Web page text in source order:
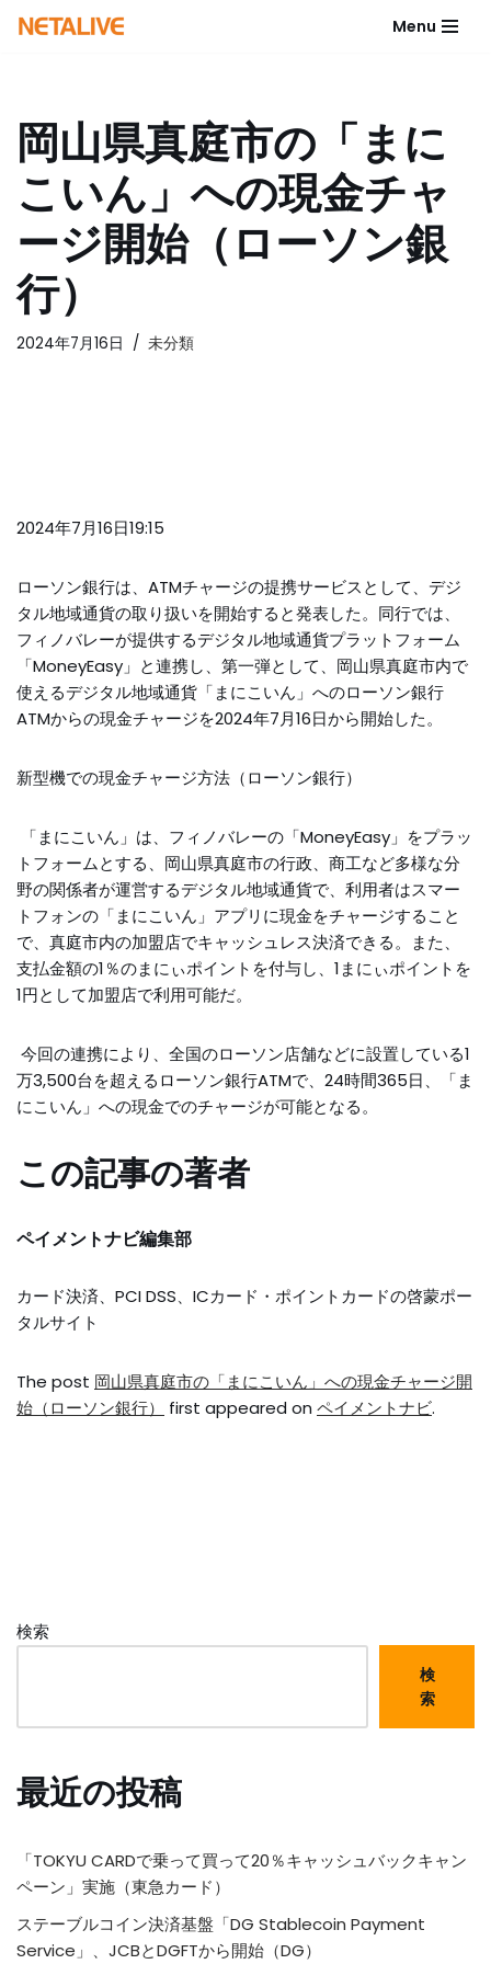
ン
ツ
へ
ス
キ
ッ
プ
Menu
岡山県真庭市の「まに
こいん」への現金チャ
ージ開始（ローソン銀
行）
2024年7月16日 未分類
2024年7月16日19:15
ローソン銀行は、ATMチャージの提携サービスとして、デジ
タル地域通貨の取り扱いを開始すると発表した。同行では、
フィノバレーが提供するデジタル地域通貨プラットフォーム
「MoneyEasy」と連携し、第一弾として、岡山県真庭市内で
使えるデジタル地域通貨「まにこいん」へのローソン銀行
ATMからの現金チャージを2024年7月16日から開始した。
新型機での現金チャージ方法（ローソン銀行）
「まにこいん」は、フィノバレーの「MoneyEasy」をプラッ
トフォームとする、岡山県真庭市の行政、商工など多様な分
野の関係者が運営するデジタル地域通貨で、利用者はスマー
トフォンの「まにこいん」アプリに現金をチャージすること
で、真庭市内の加盟店でキャッシュレス決済できる。また、
支払金額の1％のまにぃポイントを付与し、1まにぃポイントを
1円として加盟店で利用可能だ。
今回の連携により、全国のローソン店舗などに設置している1
万3,500台を超えるローソン銀行ATMで、24時間365日、「ま
にこいん」への現金でのチャージが可能となる。
この記事の著者
ペイメントナビ編集部
カード決済、PCI DSS、ICカード・ポイントカードの啓蒙ポー
タルサイト
The post 岡山県真庭市の「まにこいん」への現金チャージ開
始（ローソン銀行）
first appeared on ペイメントナビ.
検索
検
索
最近の投稿
「TOKYU CARDで乗って買って20％キャッシュバックキャン
ペーン」実施（東急カード）
ステーブルコイン決済基盤「DG Stablecoin Payment
Service」、JCBとDGFTから開始（DG）